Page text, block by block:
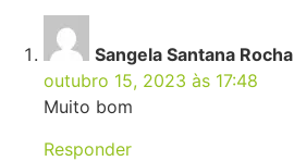
Sangela Santana Rocha
outubro 15, 2023 às 17:48
Muito bom
Responder